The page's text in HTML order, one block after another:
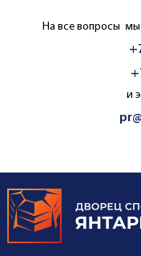
На все вопросы мы
и